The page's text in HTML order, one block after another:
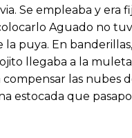
Se empleaba y era
Aguado no
puya. En
llegaba a la
las nubes
estocada que